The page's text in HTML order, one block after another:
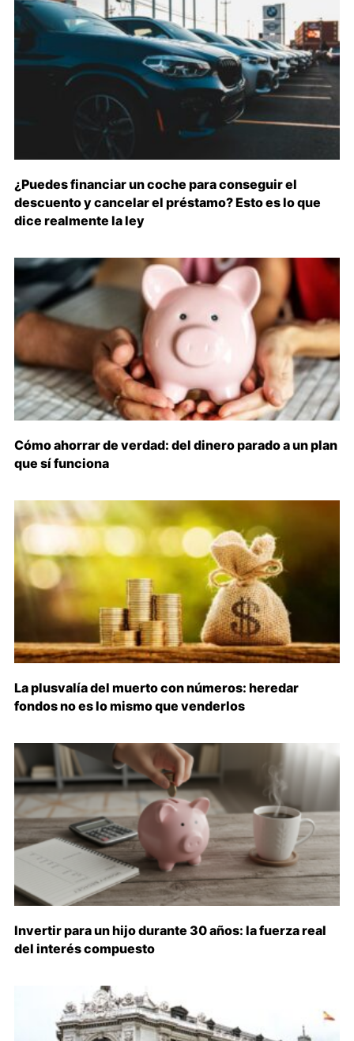
¿Puedes financiar un coche para conseguir el
descuento y cancelar el préstamo? Esto es lo que
dice realmente la ley
Cómo ahorrar de verdad: del dinero parado a un plan
que sí funciona
La plusvalía del muerto con números: heredar
fondos no es lo mismo que venderlos
Invertir para un hijo durante 30 años: la fuerza real
del interés compuesto